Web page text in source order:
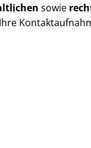
sowie